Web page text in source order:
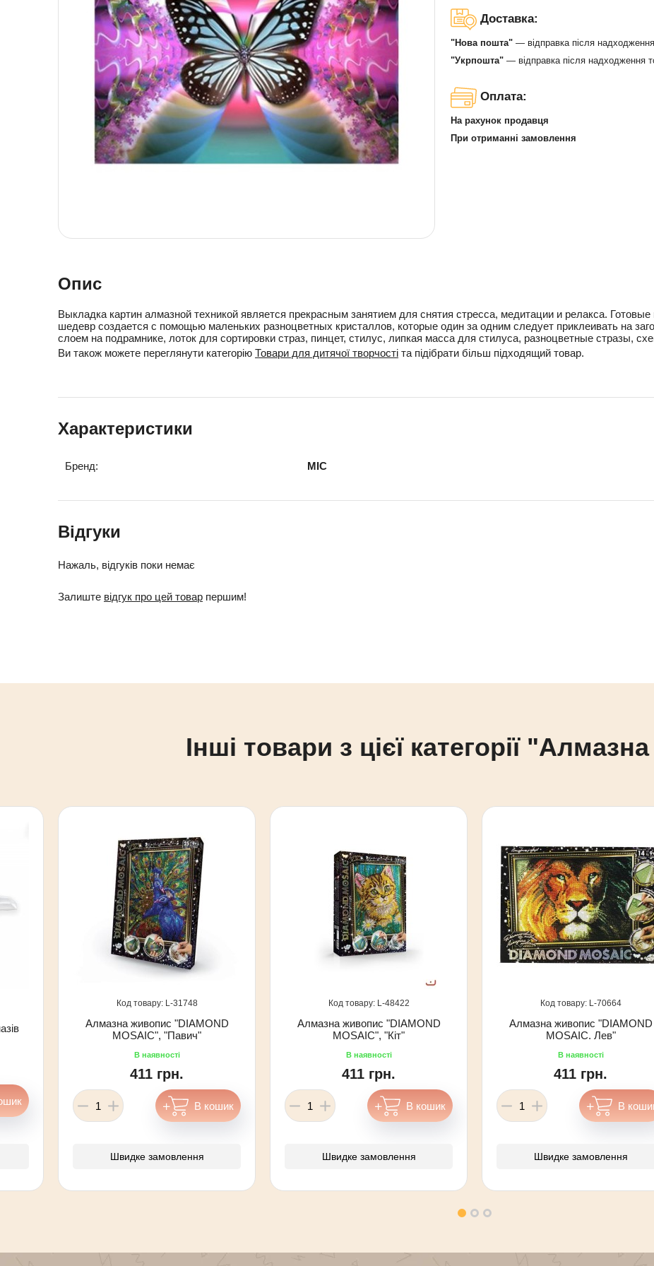
Детская косметика
Товары для праздника
Новогодние украшения
Детская мебель
Детская посуда
Детская книга
Детская книга
Товары для маленьких детей
Уход и гигиена ребенка
Канцелярские товары
Доставка:
"Нова пошта" — відправка після
"Укрпошта" — відправка після надходження
Оплата:
На рахунок продавця
При отриманні замовлення
Опис
Выкладка картин алмазной техникой является прекрасным занятием для снятия стресса, медитации и релакса.
шедевр создается с помощью маленьких разноцветных кристаллов, которые один за одним следует приклеивать на
слоем на подрамнике, лоток для сортировки страз, пинцет, стилус, липкая масса для стилуса, разноцветные стразы,
Ви також можете переглянути категорію Товари для дитячої творчості та підібрати більш підходящий товар.
Характеристики
Бренд: MIC
Відгуки
Нажаль, відгуків поки немає
Залиште відгук про цей товар першим!
Інші товари з цієї категорії
31748
Алмазна живопис "DIAMOND
MOSAIC", "Павич"
411 грн.
Швидке замовлення
48422
Алмазна живопис "DIAMOND
MOSAIC", "Кіт"
411 грн.
Швидке замовлення
70664
Алмазна живопис "DIAMOND
MOSAIC. Лев"
411 грн.
Швидке замовлення